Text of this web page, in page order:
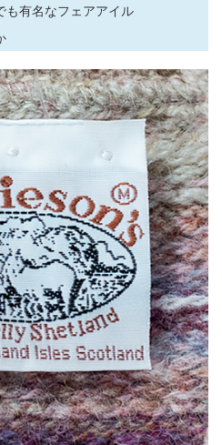
も有名なフェアアイル